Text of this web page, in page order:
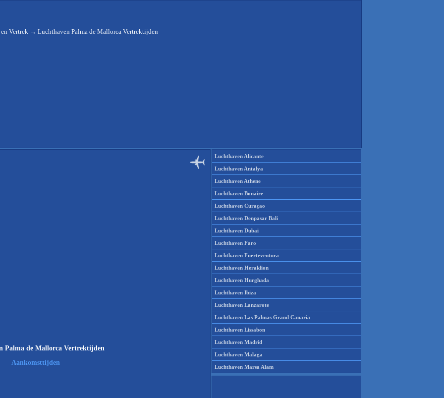
Vertrek → Luchthaven Palma de Mallorca Vertrektijden
Palma de Mallorca Vertrektijden
Aankomsttijden
Luchthaven Alicante
Luchthaven Antalya
Luchthaven Athene
Luchthaven Bonaire
Luchthaven Curaçao
Luchthaven Denpasar Bali
Luchthaven Dubai
Luchthaven Faro
Luchthaven Fuerteventura
Luchthaven Heraklion
Luchthaven Hurghada
Luchthaven Ibiza
Luchthaven Lanzarote
Luchthaven Las Palmas Grand Canaria
Luchthaven Lissabon
Luchthaven Madrid
Luchthaven Malaga
Luchthaven Marsa Alam